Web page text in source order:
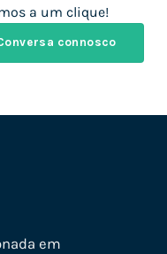
a um clique!
connosco
em